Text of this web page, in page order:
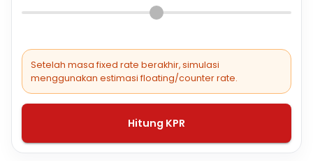
Setelah masa fixed rate berakhir, simulasi
menggunakan estimasi floating/counter rate.
Hitung KPR